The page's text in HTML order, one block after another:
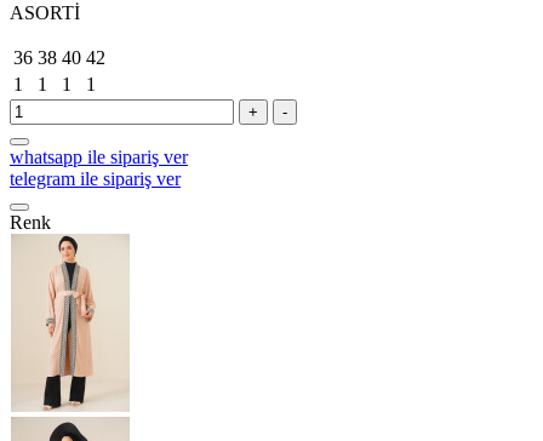
ASORTİ
36 38 40 42
1
1 1 1
+ -
whatsapp ile sipariş ver
telegram ile sipariş ver
Renk